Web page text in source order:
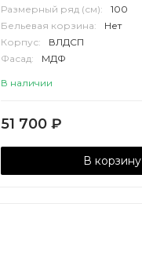
Размерный ряд (см):
100
Бельевая корзина:
Нет
Корпус:
ВЛДСП
Фасад:
МДФ
В наличии
51 700₽
В корзину